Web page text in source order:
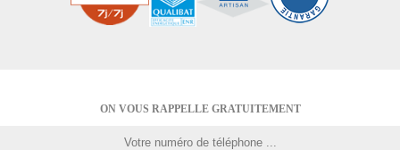
ON VOUS RAPPELLE GRATUITEMENT